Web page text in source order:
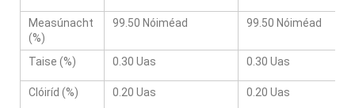
Measúnacht
(%)
99.50 Nóiméad 99.50 Nóiméad
Taise (%) 0.30 Uas 0.30 Uas
Clóiríd (%) 0.20 Uas 0.20 Uas